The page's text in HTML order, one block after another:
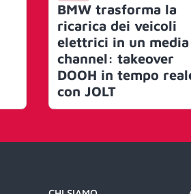
BMW trasforma la
ricarica dei veicoli
elettrici in un media
channel: takeover
DOOH in tempo
con JOLT